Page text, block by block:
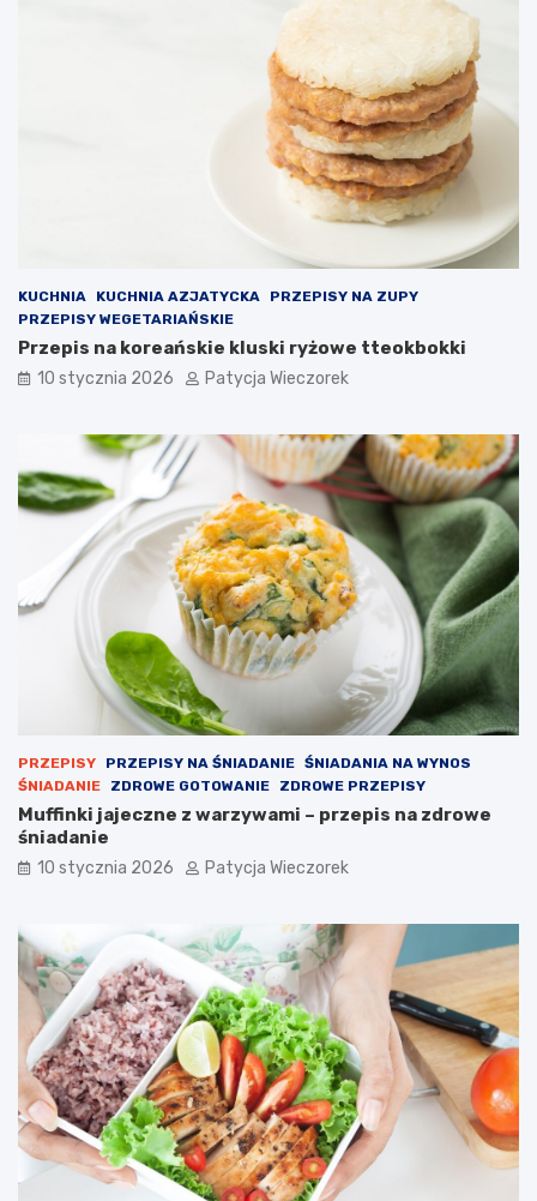
KUCHNIA KUCHNIA AZJATYCKA
PRZEPISY NA ZUPY
PRZEPISY WEGETARIAŃSKIE
Przepis na koreańskie kluski ryżowe tteokbokki
10 stycznia 2026 Patycja Wieczorek
PRZEPISY PRZEPISY NA ŚNIADANIE ŚNIADANIA NA WYNOS
ŚNIADANIE
ZDROWE GOTOWANIE ZDROWE PRZEPISY
Muffinki jajeczne z warzywami – przepis na zdrowe
śniadanie
10 stycznia 2026 Patycja Wieczorek